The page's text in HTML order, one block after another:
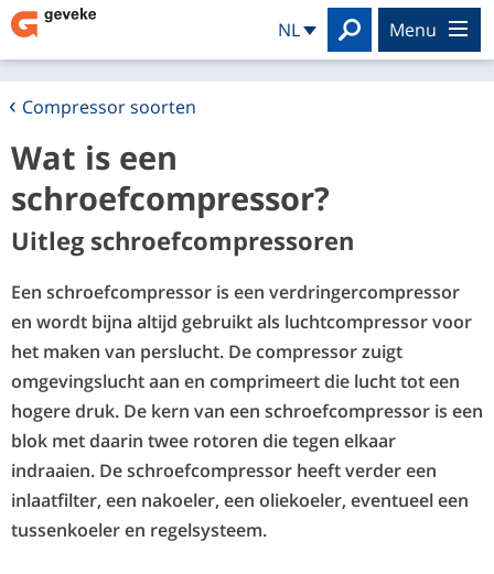
NL
Search
menu
Compressor soorten
Wat is een
schroefcompressor?
Uitleg schroefcompressoren
Een schroefcompressor is een verdringercompressor
en wordt bijna altijd gebruikt als luchtcompressor voor
het maken van perslucht. De compressor zuigt
omgevingslucht aan en comprimeert die lucht tot een
hogere druk. De kern van een schroefcompressor is een
blok met daarin twee rotoren die tegen elkaar
indraaien. De schroefcompressor heeft verder een
inlaatfilter, een nakoeler, een oliekoeler, eventueel een
tussenkoeler en regelsysteem.